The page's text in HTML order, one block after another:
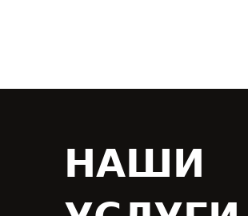
НАШИ